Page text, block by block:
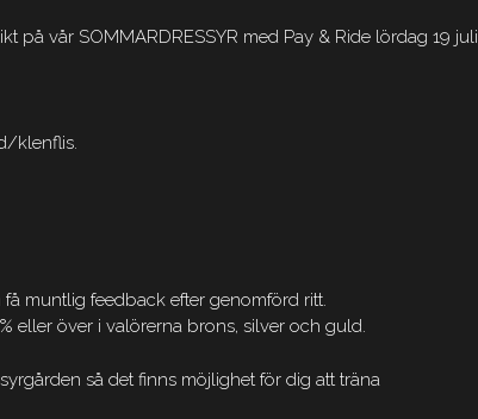
på vår SOMMARDRESSYR med Pay & Ride lördag 19 juli
klenflis.
muntlig feedback efter genomförd ritt.
eller över i valörerna brons, silver och guld.
så det finns möjlighet för dig att träna